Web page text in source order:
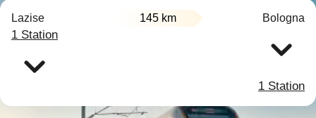
Lazise 145 km Bologna
1 Station
1 Station